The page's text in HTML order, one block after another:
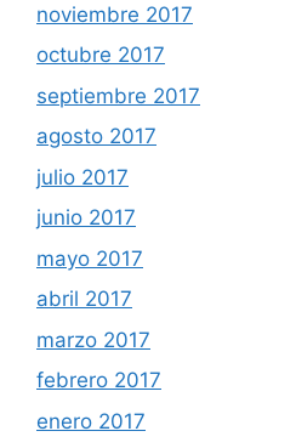
noviembre 2017
octubre 2017
septiembre 2017
agosto 2017
julio 2017
junio 2017
mayo 2017
abril 2017
marzo 2017
febrero 2017
enero 2017